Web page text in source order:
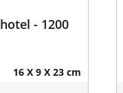
- 1200
16 X 9 X 23 cm